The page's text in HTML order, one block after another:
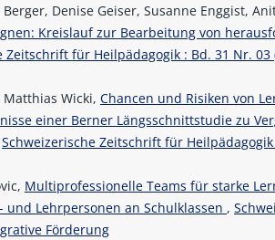
Denise Geiser, Susanne Enggist,
Kreislauf zur Bearbeitung von
Zeitschrift für Heilpädagogik : Bd. 31 Nr. 03
Matthias Wicki,Chancen und Risiken von
einer Berner Längsschnittstudie zu
Schweizerische Zeitschrift für Heilpädagogik
Multiprofessionelle Teams für starke
und Lehrpersonen an Schulklassen ,
Förderung